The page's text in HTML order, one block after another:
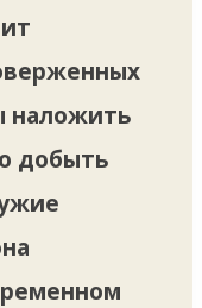
наложить
добыть